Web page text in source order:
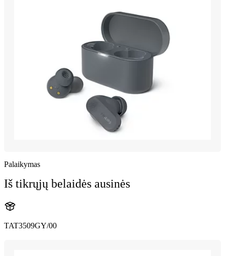
Palaikymas
Iš tikrųjų belaidės ausinės
TAT3509GY/00